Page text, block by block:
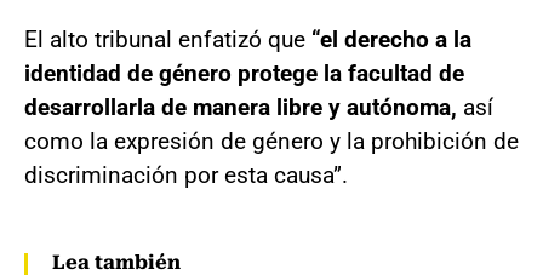
El alto tribunal enfatizó que “el derecho a la
identidad de género protege la facultad de
desarrollarla de manera libre y autónoma, así
como la expresión de género y la prohibición de
discriminación por esta causa”.
Lea también